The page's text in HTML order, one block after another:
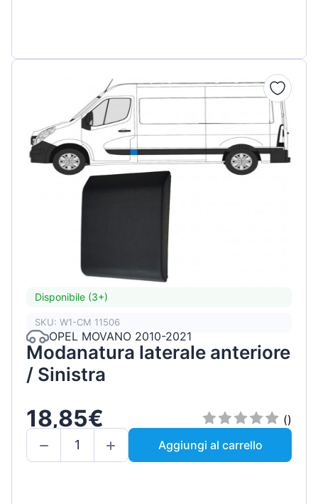
Disponibile (3+)
SKU: W1-CM 11506
OPEL MOVANO 2010-2021
Modanatura laterale anteriore
/ Sinistra
18,85€
()
Aggiungi al carrello